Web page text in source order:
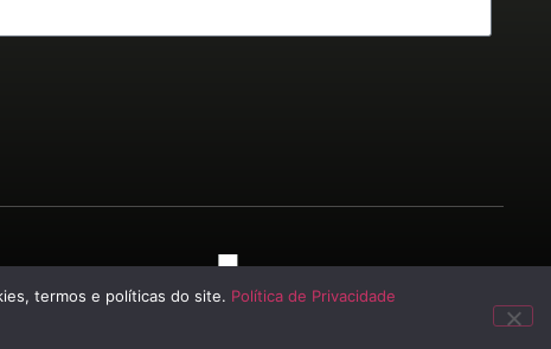
termos e políticas do site. Política de Privacidade